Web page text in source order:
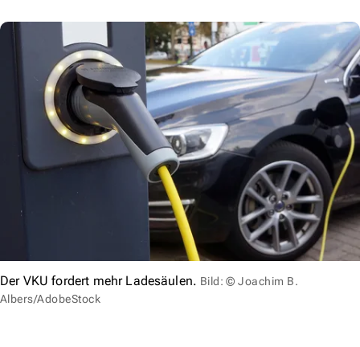
Der VKU fordert mehr Ladesäulen. Bild: © Joachim B.
Albers/AdobeStock